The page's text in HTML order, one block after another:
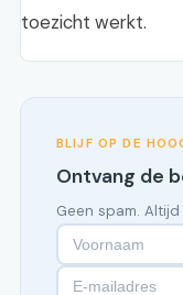
toezicht werkt.
BLIJF OP DE
Ontvang de
Geen spam.